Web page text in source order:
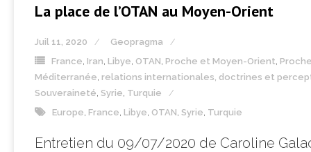
La place de l’OTAN au Moyen-Orient
Juil 11, 2020
Geopragma
France Iran Libye OTAN Proche et Moyen-Orient
Méditerranée relations internationales, doctrines et
Souveraineté Syrie Turquie
Europe France Libye OTAN Syrie Turquie
Entretien du 09/07/2020 de Caroline